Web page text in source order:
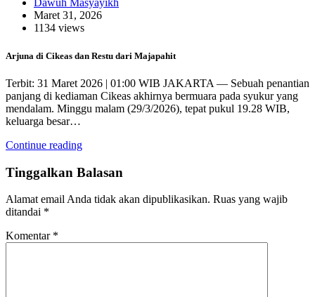
Dawuh Masyayikh
Maret 31, 2026
1134 views
Arjuna di Cikeas dan Restu dari Majapahit
Terbit: 31 Maret 2026 | 01:00 WIB JAKARTA — Sebuah penantian
panjang di kediaman Cikeas akhirnya bermuara pada syukur yang
mendalam. Minggu malam (29/3/2026), tepat pukul 19.28 WIB,
keluarga besar…
Continue reading
Tinggalkan Balasan
Alamat email Anda tidak akan dipublikasikan. Ruas yang wajib
ditandai *
Komentar *